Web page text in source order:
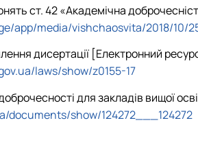
ст. 42 «Академічна
app/media/vishchaosvita/2018/10/
дисертації [Електронний
laws/show/z0155-17
для закладів вищої
documents/show/124272___124272